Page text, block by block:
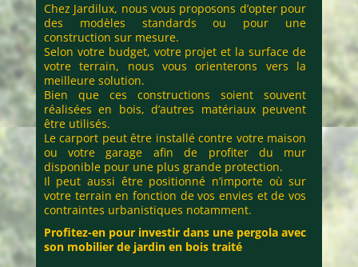
Chez Jardilux, nous vous proposons d’opter pour
des modèles standards ou pour une
construction sur mesure.
Selon votre budget, votre projet et la surface de
votre terrain, nous vous orienterons vers la
meilleure solution.
Bien que ces constructions soient souvent
réalisées en bois, d’autres matériaux peuvent
être utilisés.
Le carport peut être installé contre votre maison
ou votre garage afin de profiter du mur
disponible pour une plus grande protection.
Il peut aussi être positionné n’importe où sur
votre terrain en fonction de vos envies et de vos
contraintes urbanistiques notamment.
Profitez-en pour investir dans une pergola avec
son mobilier de jardin en bois traité